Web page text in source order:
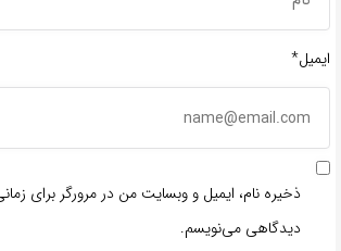
ایمیل*
ذخیره نام، ایمیل و وبسایت من در مرورگر برای
دیدگاهی می‌نویسم.